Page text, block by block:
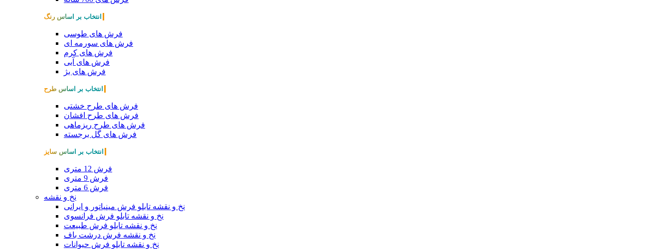
انتخاب بر اساس رنگ
فرش های طوسی
فرش های سورمه ای
فرش های کرم
فرش های آبی
فرش های بژ
انتخاب بر اساس طرح
فرش های طرح خشتی
فرش های طرح افشان
فرش های طرح ریزماهی
فرش های گل برجسته
انتخاب بر اساس سایز
فرش 12 متری
فرش 9 متری
فرش 6 متری
نخ و نقشه
نخ و نقشه تابلو فرش مینیاتور و ایرانی
نخ و نقشه تابلو فرش فرانسوی
نخ و نقشه تابلو فرش طبیعت
نخ و نقشه فرش درشت باف
نخ و نقشه تابلو فرش حیوانات